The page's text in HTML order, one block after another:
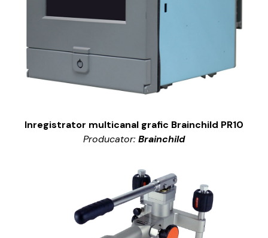
Inregistrator multicanal grafic Brainchild PR10
Producator: Brainchild